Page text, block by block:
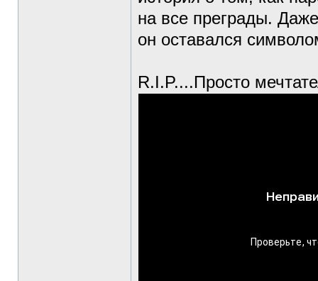
на все преграды.
он оставался
R.I.P....Просто